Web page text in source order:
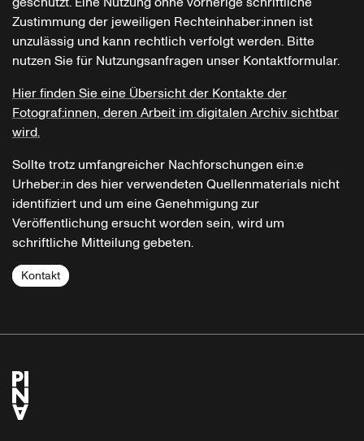
Zustimmung der jeweiligen Rechteinhaber:innen ist
unzulässig und kann rechtlich verfolgt werden. Bitte
nutzen Sie für Nutzungsanfragen unser Kontaktformular.
Hier finden Sie eine Übersicht der Kontakte der
Fotograf:innen, deren Arbeit im digitalen Archiv sichtbar
wird.
Sollte trotz umfangreicher Nachforschungen ein:e
Urheber:in des hier verwendeten Quellenmaterials nicht
identifiziert und um eine Genehmigung zur
Veröffentlichung ersucht worden sein, wird um
schriftliche Mitteilung gebeten.
Kontakt